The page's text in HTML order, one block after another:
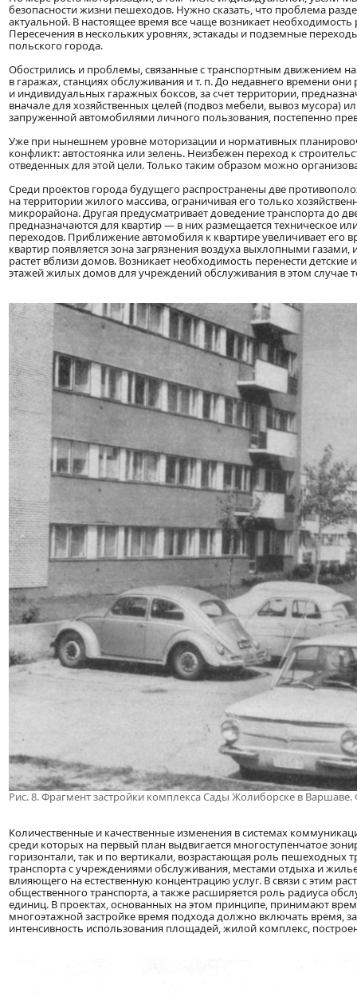
безопасности жизни пешеходов. Нужно сказать, что проблема
актуальной. В настоящее время все чаще возникает
Пересечения в нескольких уровнях, эстакады и подземные
польского города.
Обострились и проблемы, связанные с транспортным движением на
в гаражах, станциях обслуживания и т. п. До недавнего времени
и индивидуальных гаражных боксов, за счет территории,
вначале для хозяйственных целей (подвоз мебели, вывоз мусора)
запруженной автомобилями личного пользования, постепенно
Уже при нынешнем уровне моторизации и нормативных
конфликт: автостоянка или зелень. Неизбежен переход к
отведенных для этой цели. Только таким образом можно
Среди проектов города будущего распространены две
на территории жилого массива, ограничивая его только
микрорайона. Другая предусматривает доведение транспорта до
предназначаются для квартир — в них размещается техническое
переходов. Приближение автомобиля к квартире увеличивает его
квартир появляется зона загрязнения воздуха выхлопными
растет вблизи домов. Возникает необходимость перенести
этажей жилых домов для учреждений обслуживания в этом случае
Рис. 8. Фрагмент застройки комплекса Сады Жолиборске в
Количественные и качественные изменения в системах
среди которых на первый план выдвигается многоступенчатое
горизонтали, так и по вертикали, возрастающая роль пешеходных
транспорта с учреждениями обслуживания, местами отдыха и
влияющего на естественную концентрацию услуг. В связи с этим
общественного транспорта, а также расширяется роль радиуса
единиц. В проектах, основанных на этом принципе, принимают
многоэтажной застройке время подхода должно включать время,
интенсивность использования площадей, жилой комплекс,